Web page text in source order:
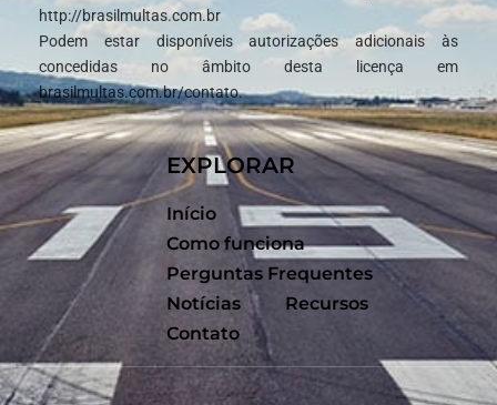
http://brasilmultas.com.br
Podem estar disponíveis autorizações adicionais às
concedidas no âmbito desta licença em
brasilmultas.com.br/contato.
EXPLORAR
Início
Como funciona
Perguntas Frequentes
Notícias
Recursos
Contato